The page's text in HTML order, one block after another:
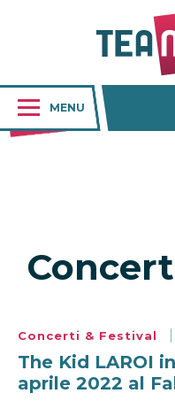
MENU
Concerti & Festival
The Kid LAROI
aprile 2022 al